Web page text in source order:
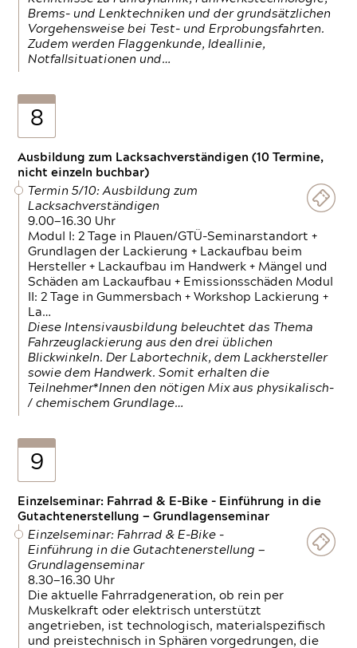
Brems- und Lenktechniken und der grundsätzlichen
Vorgehensweise bei Test- und Erprobungsfahrten.
Zudem werden Flaggenkunde, Ideallinie,
Notfallsituationen und…
8
Ausbildung zum Lacksachverständigen (10 Termine,
nicht einzeln buchbar)
Termin 5/10: Ausbildung zum
Lacksachverständigen
9.00—16.30 Uhr
Modul I: 2 Tage in Plauen/GTÜ-Seminarstandort +
Grundlagen der Lackierung + Lackaufbau beim
Hersteller + Lackaufbau im Handwerk + Mängel und
Schäden am Lackaufbau + Emissionsschäden Modul
II: 2 Tage in Gummersbach + Workshop Lackierung +
La…
Diese Intensivausbildung beleuchtet das Thema
Fahrzeuglackierung aus den drei üblichen
Blickwinkeln. Der Labortechnik, dem Lackhersteller
sowie dem Handwerk. Somit erhalten die
Teilnehmer*Innen den nötigen Mix aus physikalisch-
/ chemischem Grundlage…
9
Einzelseminar: Fahrrad & E-Bike - Einführung in die
Gutachtenerstellung — Grundlagenseminar
Einzelseminar: Fahrrad & E-Bike -
Einführung in die Gutachtenerstellung —
Grundlagenseminar
8.30—16.30 Uhr
Die aktuelle Fahrradgeneration, ob rein per
Muskelkraft oder elektrisch unterstützt
angetrieben, ist technologisch, materialspezifisch
und preistechnisch in Sphären vorgedrungen, die